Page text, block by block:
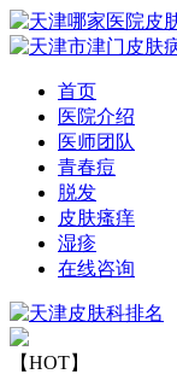
首页
医院介绍
医师团队
青春痘
脱发
皮肤瘙痒
湿疹
在线咨询
【HOT】